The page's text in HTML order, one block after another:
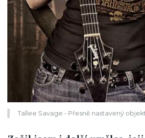
Tallee Savage - Přesně nastavený